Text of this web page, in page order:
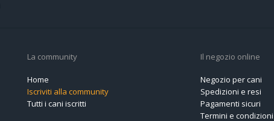
La community
Home
Iscriviti alla community
Tutti i cani iscritti
Il negozio online
Negozio per cani
Spedizioni e resi
Pagamenti sicuri
Termini e condizioni